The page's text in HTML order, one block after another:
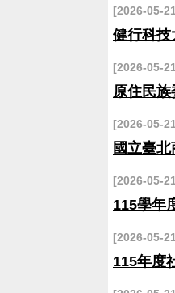
2026-05-21
健行科技
2026-05-21
原住民
2026-05-21
國立臺
2026-05-21
115學年
2026-05-21
115年度